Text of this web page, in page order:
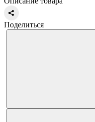
Поделиться